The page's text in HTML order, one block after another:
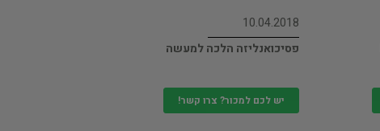
10.04.2018
פסיכואנליזה הלכה למעשה
יש לכם למכור? צרו קשר!